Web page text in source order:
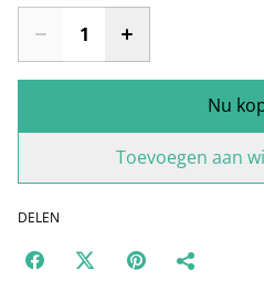
Nu
Toevoegen aan
DELEN